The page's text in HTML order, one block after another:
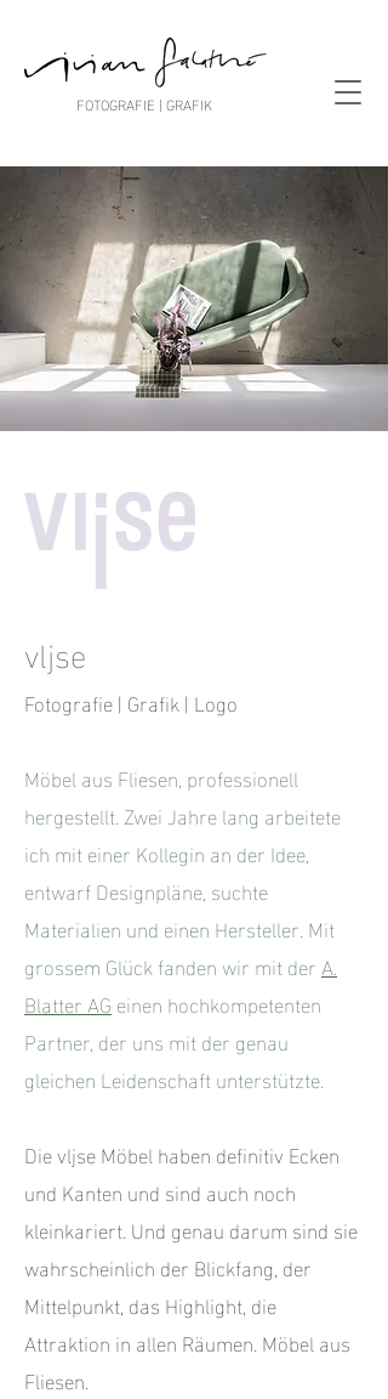
FOTOGRAFIE | GRAFIK
vljse
Fotografie | Grafik | Logo
Möbel aus Fliesen, professionell
hergestellt. Zwei Jahre lang arbeitete
ich mit einer Kollegin an der Idee,
entwarf Designpläne, suchte
Materialien und einen Hersteller. Mit
grossem Glück fanden wir mit derA.
Blatter AGeinen hochkompetenten
Partner, der uns mit der genau
gleichen Leidenschaft unterstützte.
Die vljse Möbel haben definitiv Ecken
und Kanten und sind auch noch
kleinkariert. Und genau darum sind sie
wahrscheinlich der Blickfang, der
Mittelpunkt, das Highlight, die
Attraktion in allen Räumen. Möbel aus
Fliesen.